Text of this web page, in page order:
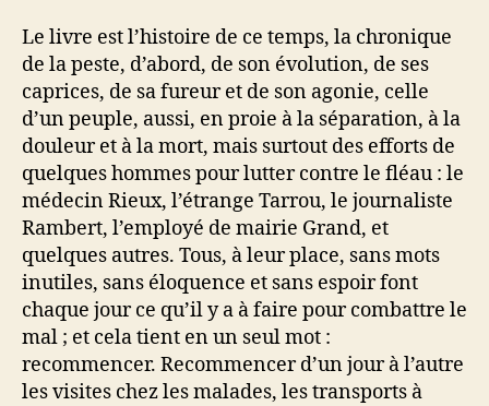
Le livre est l’histoire de ce temps, la chronique
de la peste, d’abord, de son évolution, de ses
caprices, de sa fureur et de son agonie, celle
d’un peuple, aussi, en proie à la séparation, à la
douleur et à la mort, mais surtout des efforts de
quelques hommes pour lutter contre le fléau : le
médecin Rieux, l’étrange Tarrou, le journaliste
Rambert, l’employé de mairie Grand, et
quelques autres. Tous, à leur place, sans mots
inutiles, sans éloquence et sans espoir font
chaque jour ce qu’il y a à faire pour combattre le
mal ; et cela tient en un seul mot :
recommencer. Recommencer d’un jour à l’autre
les visites chez les malades, les transports à